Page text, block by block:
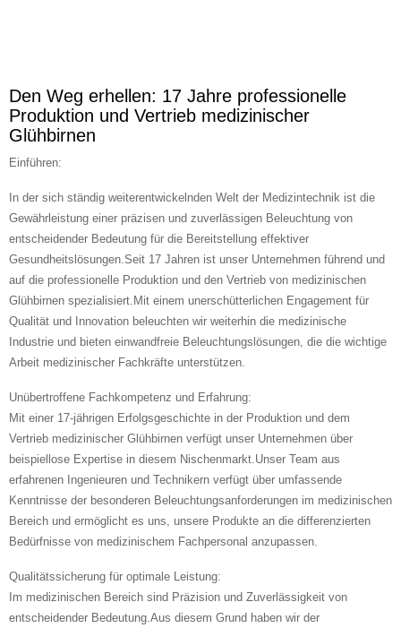
Den Weg erhellen: 17 Jahre professionelle
Produktion und Vertrieb medizinischer
Glühbirnen
Einführen:
In der sich ständig weiterentwickelnden Welt der Medizintechnik ist die
Gewährleistung einer präzisen und zuverlässigen Beleuchtung von
entscheidender Bedeutung für die Bereitstellung effektiver
Gesundheitslösungen.Seit 17 Jahren ist unser Unternehmen führend und
auf die professionelle Produktion und den Vertrieb von medizinischen
Glühbirnen spezialisiert.Mit einem unerschütterlichen Engagement für
Qualität und Innovation beleuchten wir weiterhin die medizinische
Industrie und bieten einwandfreie Beleuchtungslösungen, die die wichtige
Arbeit medizinischer Fachkräfte unterstützen.
Unübertroffene Fachkompetenz und Erfahrung:
Mit einer 17-jährigen Erfolgsgeschichte in der Produktion und dem
Vertrieb medizinischer Glühbirnen verfügt unser Unternehmen über
beispiellose Expertise in diesem Nischenmarkt.Unser Team aus
erfahrenen Ingenieuren und Technikern verfügt über umfassende
Kenntnisse der besonderen Beleuchtungsanforderungen im medizinischen
Bereich und ermöglicht es uns, unsere Produkte an die differenzierten
Bedürfnisse von medizinischem Fachpersonal anzupassen.
Qualitätssicherung für optimale Leistung:
Im medizinischen Bereich sind Präzision und Zuverlässigkeit von
entscheidender Bedeutung.Aus diesem Grund haben wir der